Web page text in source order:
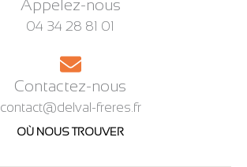
Appelez-nous
04 34 28 81 01
Contactez-nous
contact@delval-freres.fr
OÙ NOUS TROUVER